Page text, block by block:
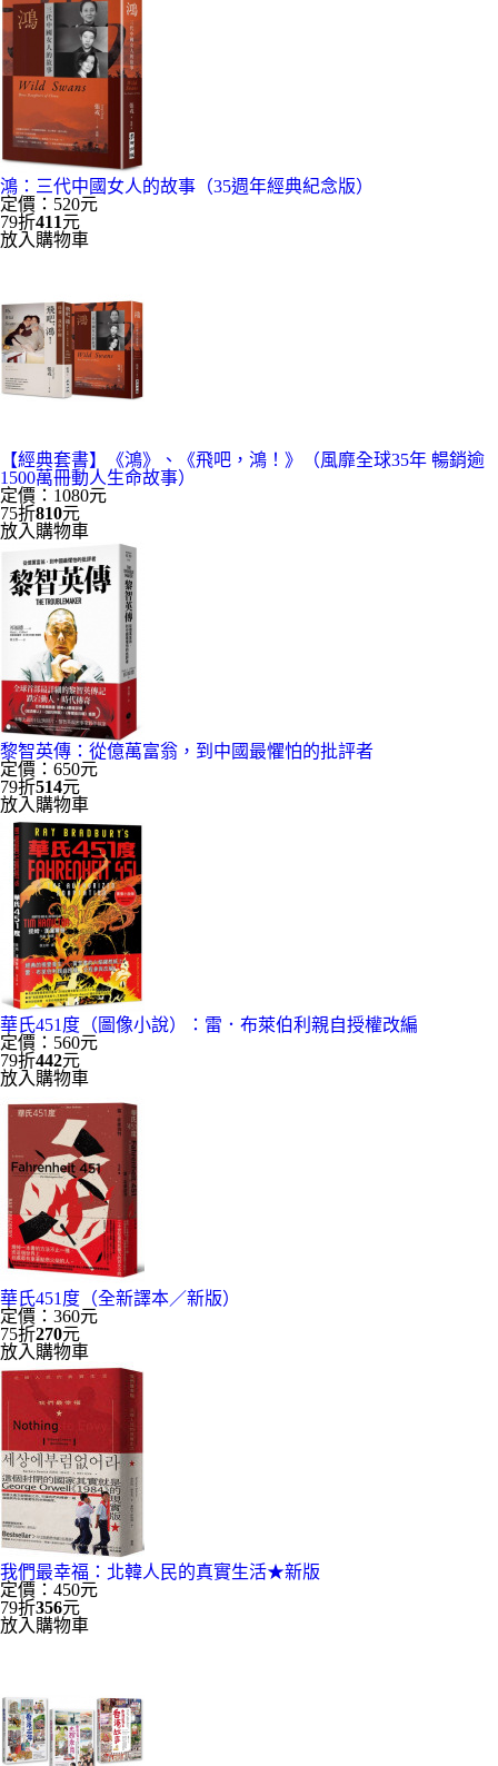
鴻：三代中國女人的故事（35週年經典紀念版）
定價：520元
79折411元
放入購物車
【經典套書】《鴻》、《飛吧，鴻！》（風靡全球35年 暢銷逾
1500萬冊動人生命故事）
定價：1080元
75折810元
放入購物車
黎智英傳：從億萬富翁，到中國最懼怕的批評者
定價：650元
79折514元
放入購物車
華氏451度（圖像小說）：雷．布萊伯利親自授權改編
定價：560元
79折442元
放入購物車
華氏451度（全新譯本／新版）
定價：360元
75折270元
放入購物車
我們最幸福：北韓人民的真實生活★新版
定價：450元
79折356元
放入購物車